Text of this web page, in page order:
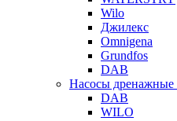
Wilo
Джилекс
Omnigena
Grundfos
DAB
Насосы дренажные
DAB
WILO